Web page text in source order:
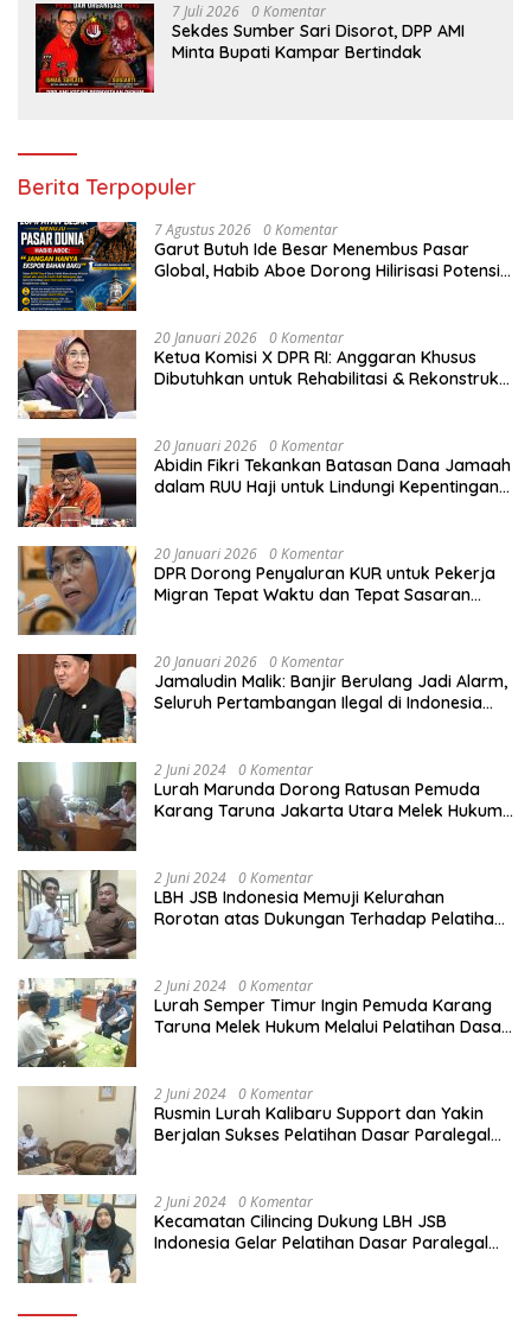
7 Juli 2026 0 Komentar
Sekdes Sumber Sari Disorot, DPP AMI
Minta Bupati Kampar Bertindak
Berita Terpopuler
7 Agustus 2026 0 Komentar
Garut Butuh Ide Besar Menembus Pasar
Global, Habib Aboe Dorong Hilirisasi Potensi
20 Januari 2026 0 Komentar
Ketua Komisi X DPR RI: Anggaran Khusus
Dibutuhkan untuk Rehabilitasi & Rekonstruksi
20 Januari 2026 0 Komentar
Abidin Fikri Tekankan Batasan Dana Jamaah
dalam RUU Haji untuk Lindungi Kepentingan
20 Januari 2026 0 Komentar
DPR Dorong Penyaluran KUR untuk Pekerja
Migran Tepat Waktu dan Tepat Sasaran
20 Januari 2026 0 Komentar
Jamaludin Malik: Banjir Berulang Jadi Alarm,
Seluruh Pertambangan Ilegal di Indonesia
2 Juni 2024 0 Komentar
Lurah Marunda Dorong Ratusan Pemuda
Karang Taruna Jakarta Utara Melek Hukum
2 Juni 2024 0 Komentar
LBH JSB Indonesia Memuji Kelurahan
Rorotan atas Dukungan Terhadap Pelatihan
2 Juni 2024 0 Komentar
Lurah Semper Timur Ingin Pemuda Karang
Taruna Melek Hukum Melalui Pelatihan Dasar
2 Juni 2024 0 Komentar
Rusmin Lurah Kalibaru Support dan Yakin
Berjalan Sukses Pelatihan Dasar Paralegal
2 Juni 2024 0 Komentar
Kecamatan Cilincing Dukung LBH JSB
Indonesia Gelar Pelatihan Dasar Paralegal